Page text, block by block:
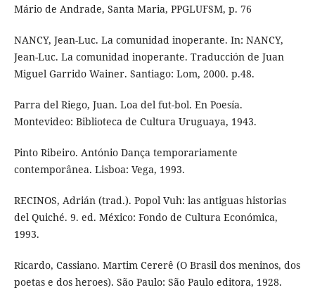
Mário de Andrade, Santa Maria, PPGLUFSM, p. 76
NANCY, Jean-Luc. La comunidad inoperante. In: NANCY,
Jean-Luc. La comunidad inoperante. Traducción de Juan
Miguel Garrido Wainer. Santiago: Lom, 2000. p.48.
Parra del Riego, Juan. Loa del fut-bol. En Poesía.
Montevideo: Biblioteca de Cultura Uruguaya, 1943.
Pinto Ribeiro. António Dança temporariamente
contemporânea. Lisboa: Vega, 1993.
RECINOS, Adrián (trad.). Popol Vuh: las antiguas historias
del Quiché. 9. ed. México: Fondo de Cultura Económica,
1993.
Ricardo, Cassiano. Martim Cererê (O Brasil dos meninos, dos
poetas e dos heroes). São Paulo: São Paulo editora, 1928.